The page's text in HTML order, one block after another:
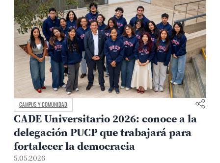
CAMPUS Y COMUNIDAD
CADE Universitario 2026: conoce a la
delegación PUCP que trabajará para
fortalecer la democracia
5.05.2026